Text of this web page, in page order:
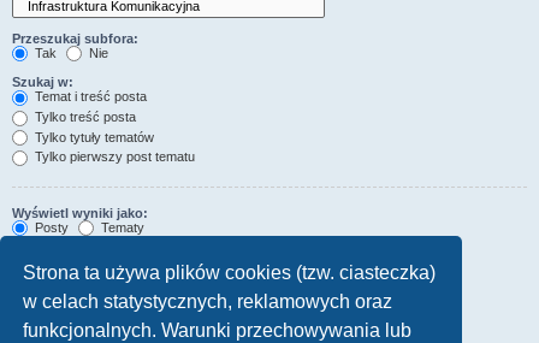
Strona ta używa plików cookies (tzw. ciasteczka)
w celach statystycznych, reklamowych oraz
funkcjonalnych. Warunki przechowywania lub
Przeszukaj subfora:
Tak
Nie
Szukaj w:
Temat i treść posta
Tylko treść posta
Tylko tytuły tematów
Tylko pierwszy post tematu
Wyświetl wyniki jako:
Posty
Tematy
Rosnąco
Malejąco
Wyświetl wyniki z ostatnich: